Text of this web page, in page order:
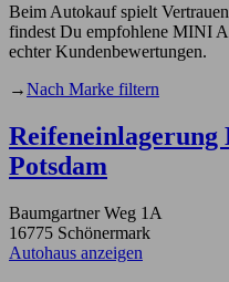
Beim Autokauf spielt
findest Du empfohlene MINI
echter Kundenbewertungen.
→Nach Marke filtern
Potsdam
Baumgartner Weg 1A
16775 Schönermark
Autohaus anzeigen